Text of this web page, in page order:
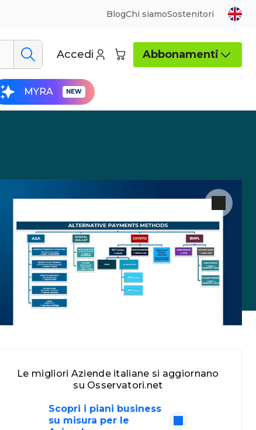
BlogChi siamoSostenitori
Accedi Abbonamenti
MYRA
Le migliori Aziende italiane si aggiornano
su Osservatori.net
Scopri i piani business
su misura per le